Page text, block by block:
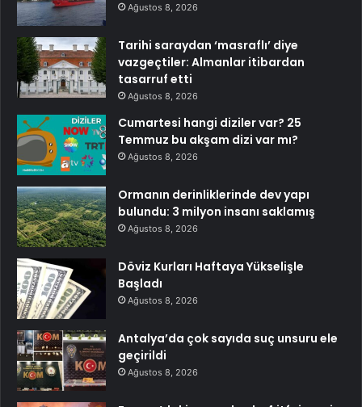
Ağustos 8, 2026
Tarihi saraydan ‘masraflı’ diye
vazgeçtiler: Almanlar itibardan
tasarruf etti
Ağustos 8, 2026
Cumartesi hangi diziler var? 25
Temmuz bu akşam dizi var mı?
Ağustos 8, 2026
Ormanın derinliklerinde dev yapı
bulundu: 3 milyon insanı saklamış
Ağustos 8, 2026
Döviz Kurları Haftaya Yükselişle
Başladı
Ağustos 8, 2026
Antalya’da çok sayıda suç unsuru ele
geçirildi
Ağustos 8, 2026